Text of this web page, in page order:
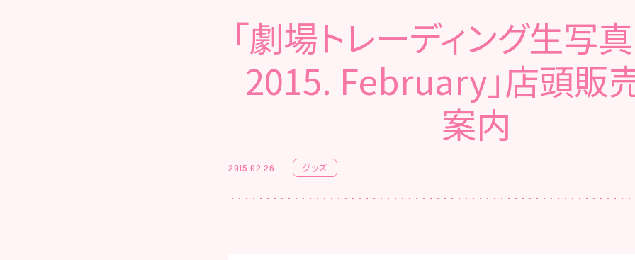
「劇場トレーディング生写
2015. February」店頭販
案内
2015.02.26 グッズ